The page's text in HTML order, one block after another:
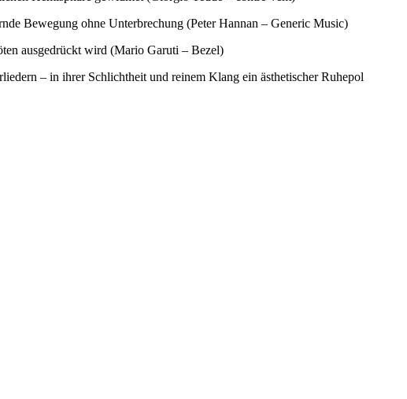
Bewegung ohne Unterbrechung (Peter Hannan – Generic Music)
ausgedrückt wird (Mario Garuti – Bezel)
– in ihrer Schlichtheit und reinem Klang ein ästhetischer Ruhepol